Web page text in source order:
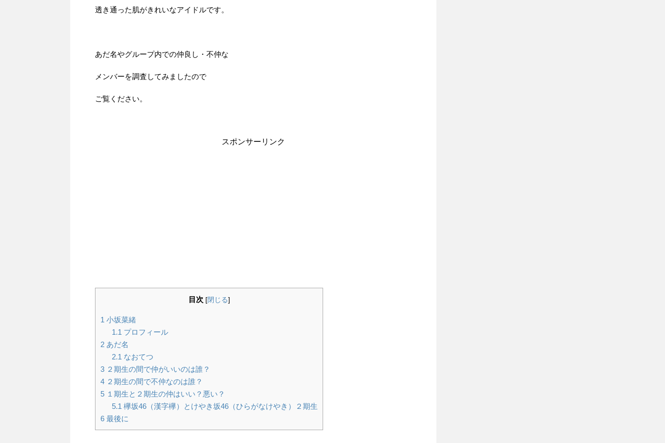
透き通った肌がきれいなアイドルです。
あだ名やグループ内での仲良し・不仲な
メンバーを調査してみましたので
ご覧ください。
スポンサーリンク
目次 [閉じる]
1 小坂菜緒
1.1 プロフィール
2 あだ名
2.1 なおてつ
3 ２期生の間で仲がいいのは誰？
4 ２期生の間で不仲なのは誰？
5 １期生と２期生の仲はいい？悪い？
5.1 欅坂46（漢字欅）とけやき坂46（ひらがなけやき）２期生
6 最後に